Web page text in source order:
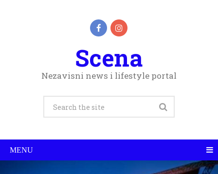
Scena
Nezavisni news i lifestyle portal
MENU